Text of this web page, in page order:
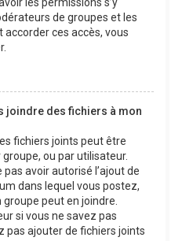
de groupes et les
ces accès, vous
joindre des fichiers à mon
fichiers joints peut être
ou par utilisateur.
pas avoir autorisé l’ajout de
dans lequel vous postez,
peut en joindre.
si vous ne savez pas
pas ajouter de fichiers joints